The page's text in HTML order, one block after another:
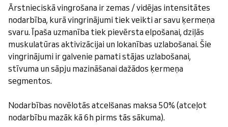
Ārstnieciskā vingrošana ir zemas / vidējas intensitātes
nodarbība, kurā vingrinājumi tiek veikti ar savu ķermeņa
svaru. Īpaša uzmanība tiek pievērsta elpošanai, dziļās
muskulatūras aktivizācijai un lokanības uzlabošanai. Šie
vingrinājumi ir galvenie pamati stājas uzlabošanai,
stīvuma un sāpju mazināšanai dažādos ķermeņa
segmentos.
Nodarbības novēlotās atcelšanas maksa 50% (atceļot
nodarbību mazāk kā 6h pirms tās sākuma).